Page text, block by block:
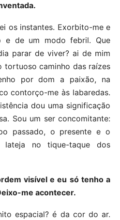
os instantes. Exorbito-me e
e de um modo febril. Que
parar de viver? ai de mim
tortuoso caminho das raízes
por dom a paixão, na
contorço-me às labaredas.
dou uma significação
Sou um ser concomitante:
passado, o presente e o
no tique-taque dos
visível e eu só tenho a
me acontecer.
espacial? é da cor do ar.